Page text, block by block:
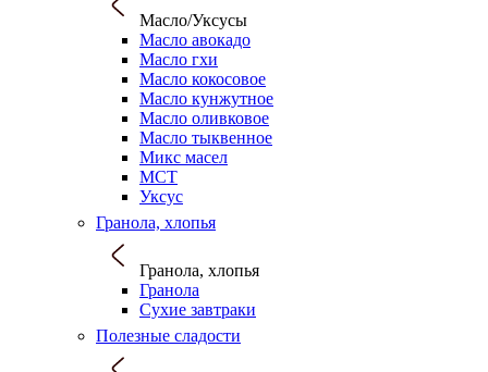
Масло/Уксусы
Масло авокадо
Масло гхи
Масло кокосовое
Масло кунжутное
Масло оливковое
Масло тыквенное
Микс масел
МСТ
Уксус
Гранола, хлопья
Гранола, хлопья
Гранола
Сухие завтраки
Полезные сладости